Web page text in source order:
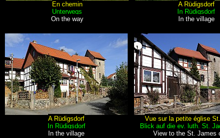
En chemin
Unterwegs
On the way
A Rüdigsdorf
In Rüdigsdorf
In the village
A Rüdigsdorf
In Rüdigsdorf
In the village
Vue sur la petite église
Blick auf die ev. luth. St.
View to the St. James